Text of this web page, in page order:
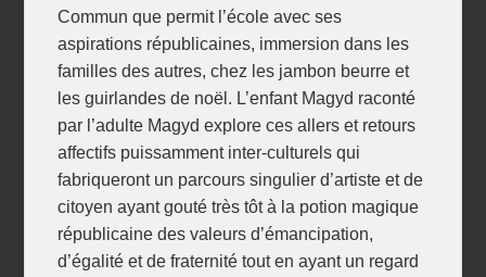
Commun que permit l’école avec ses
aspirations républicaines, immersion dans les
familles des autres, chez les jambon beurre et
les guirlandes de noël. L’enfant Magyd raconté
par l’adulte Magyd explore ces allers et retours
affectifs puissamment inter-culturels qui
fabriqueront un parcours singulier d’artiste et de
citoyen ayant gouté très tôt à la potion magique
républicaine des valeurs d’émancipation,
d’égalité et de fraternité tout en ayant un regard